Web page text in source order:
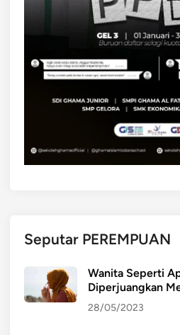
Seputar PEREMPUAN
Wanita Seperti
Diperjuangkan
28/05/2023